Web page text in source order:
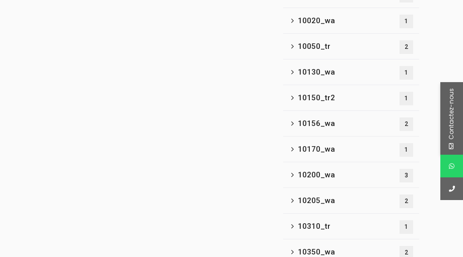
10020_wa 1
10050_tr 2
10130_wa 1
10150_tr2 1
10156_wa 2
10170_wa 1
10200_wa 3
10205_wa 2
10310_tr 1
10350_wa 2
Contactez-nous